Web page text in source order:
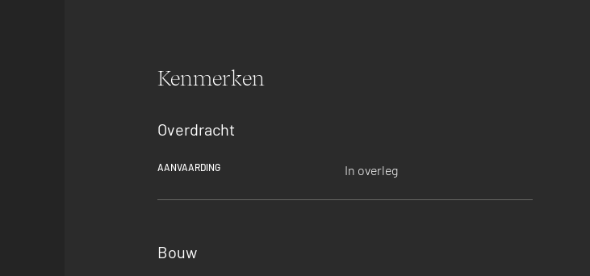
Kenmerken
Overdracht
AANVAARDING In overleg
Bouw